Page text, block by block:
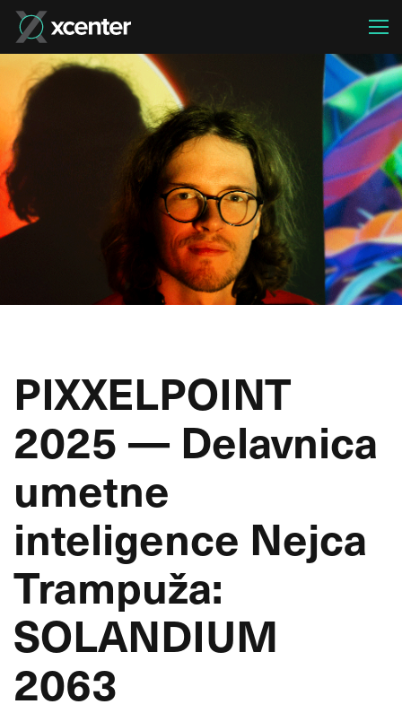
PIXXELPOINT
2025 — Delavnica
umetne
inteligence Nejca
Trampuža:
SOLANDIUM
2063